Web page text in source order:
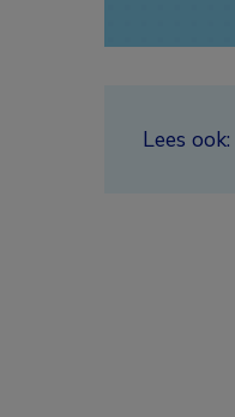
Lees ook: